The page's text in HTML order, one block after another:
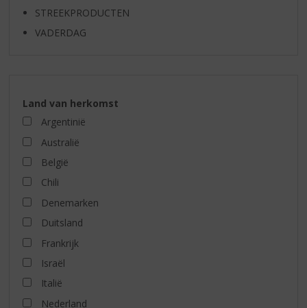
STREEKPRODUCTEN
VADERDAG
Land van herkomst
Argentinië
Australië
België
Chili
Denemarken
Duitsland
Frankrijk
Israël
Italië
Nederland